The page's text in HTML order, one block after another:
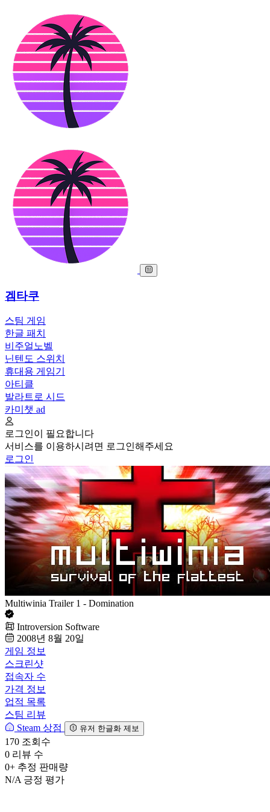
겜타쿠
스팀 게임
한글 패치
비주얼노벨
닌텐도 스위치
휴대용 게임기
아티클
발라트로 시드
카미챗 ad
로그인이 필요합니다
서비스를 이용하시려면 로그인해주세요
로그인
Multiwinia Trailer 1 - Domination
Introversion Software
2008년 8월 20일
게임 정보
스크린샷
접속자 수
가격 정보
업적 목록
스팀 리뷰
Steam 상점
유저 한글화 제보
170 조회수
0 리뷰 수
0+ 추정 판매량
N/A 긍정 평가